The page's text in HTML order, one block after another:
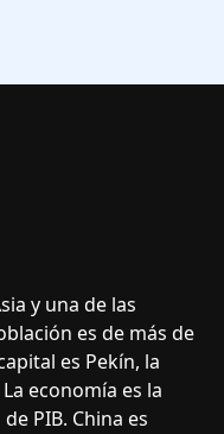
y una de las
es de más de
es Pekín, la
economía es la
PIB. China es